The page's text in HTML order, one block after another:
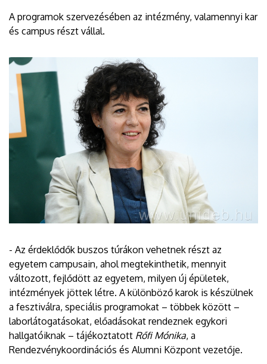
A programok szervezésében az intézmény, valamennyi kar
és campus részt vállal.
- Az érdeklődők buszos túrákon vehetnek részt az
egyetem campusain, ahol megtekinthetik, mennyit
változott, fejlődött az egyetem, milyen új épületek,
intézmények jöttek létre. A különböző karok is készülnek
a fesztiválra, speciális programokat – többek között –
laborlátogatásokat, előadásokat rendeznek egykori
hallgatóiknak – tájékoztatott Rőfi Mónika, a
Rendezvénykoordinációs és Alumni Központ vezetője.